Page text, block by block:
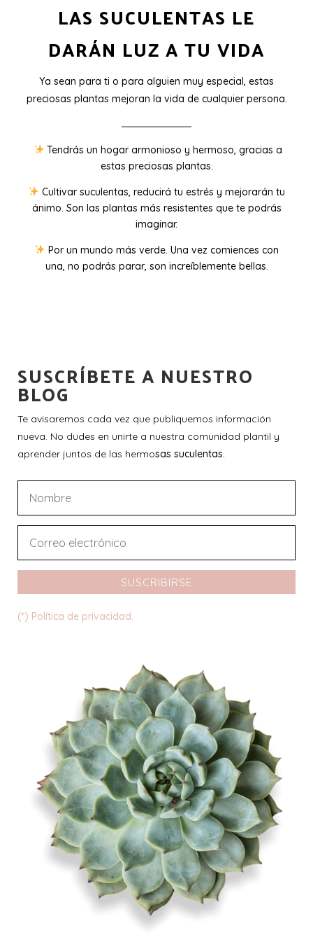
LAS SUCULENTAS LE
DARÁN LUZ A TU VIDA
Ya sean para ti o para alguien muy especial, estas
preciosas plantas mejoran la vida de cualquier persona.
Tendrás un hogar armonioso y hermoso, gracias a
estas preciosas plantas.
Cultivar suculentas, reducirá tu estrés y mejorarán tu
ánimo. Son las plantas más resistentes que te podrás
imaginar.
Por un mundo más verde. Una vez comiences con
una, no podrás parar, son increíblemente bellas.
SUSCRÍBETE A NUESTRO
BLOG
Te avisaremos cada vez que publiquemos información
nueva. No dudes en unirte a nuestra comunidad plantil y
aprender juntos de las hermosas suculentas.
SUSCRIBIRSE
(*) Política de privacidad.